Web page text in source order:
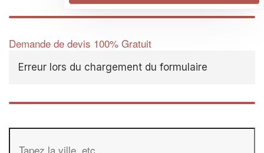
Demande de devis 100% Gratuit
Erreur lors du chargement du formulaire